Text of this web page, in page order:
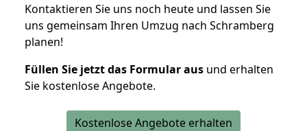
Kontaktieren Sie uns noch heute und lassen Sie
uns gemeinsam Ihren Umzug nach Schramberg
planen!
Füllen Sie jetzt das Formular aus und erhalten
Sie kostenlose Angebote.
Kostenlose Angebote erhalten